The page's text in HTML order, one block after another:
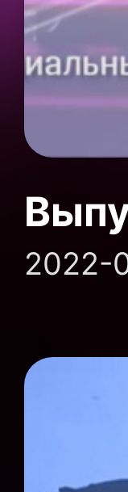
2022-